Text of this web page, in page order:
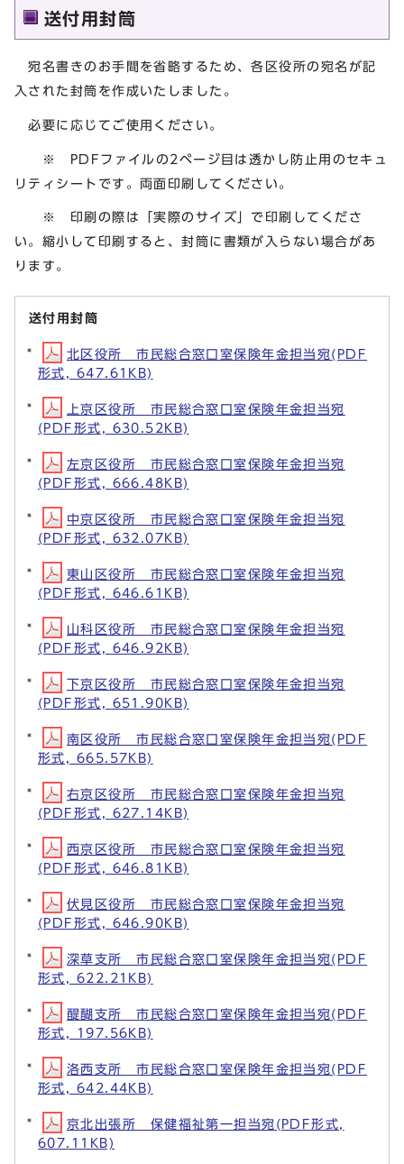
送付用封筒
宛名書きのお手間を省略するため、各区役所の宛名が記
入された封筒を作成いたしました。
必要に応じてご使用ください。
※ PDFファイルの2ページ目は透かし防止用のセキュ
リティシートです。両面印刷してください。
※ 印刷の際は「実際のサイズ」で印刷してくださ
い。縮小して印刷すると、封筒に書類が入らない場合があ
ります。
送付用封筒
北区役所 市民総合窓口室保険年金担当宛(PDF
形式, 647.61KB)
上京区役所 市民総合窓口室保険年金担当宛
(PDF形式, 630.52KB)
左京区役所 市民総合窓口室保険年金担当宛
(PDF形式, 666.48KB)
中京区役所 市民総合窓口室保険年金担当宛
(PDF形式, 632.07KB)
東山区役所 市民総合窓口室保険年金担当宛
(PDF形式, 646.61KB)
山科区役所 市民総合窓口室保険年金担当宛
(PDF形式, 646.92KB)
下京区役所 市民総合窓口室保険年金担当宛
(PDF形式, 651.90KB)
南区役所 市民総合窓口室保険年金担当宛(PDF
形式, 665.57KB)
右京区役所 市民総合窓口室保険年金担当宛
(PDF形式, 627.14KB)
西京区役所 市民総合窓口室保険年金担当宛
(PDF形式, 646.81KB)
伏見区役所 市民総合窓口室保険年金担当宛
(PDF形式, 646.90KB)
深草支所 市民総合窓口室保険年金担当宛(PDF
形式, 622.21KB)
醍醐支所 市民総合窓口室保険年金担当宛(PDF
形式, 197.56KB)
洛西支所 市民総合窓口室保険年金担当宛(PDF
形式, 642.44KB)
京北出張所 保健福祉第一担当宛(PDF形式,
607.11KB)